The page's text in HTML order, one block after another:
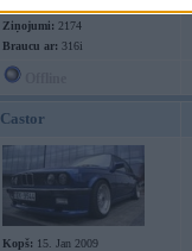
Ziņojumi: 2174
Braucu ar: 316i
Castor
Kopš: 15. Jan 2009